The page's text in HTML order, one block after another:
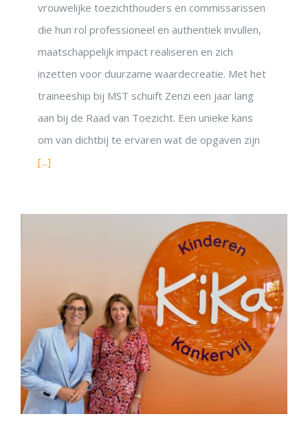
vrouwelijke toezichthouders en commissarissen
die hun rol professioneel en authentiek invullen,
maatschappelijk impact realiseren en zich
inzetten voor duurzame waardecreatie. Met het
traineeship bij MST schuift Zenzi een jaar lang
aan bij de Raad van Toezicht. Een unieke kans
om van dichtbij te ervaren wat de opgaven zijn
[...]